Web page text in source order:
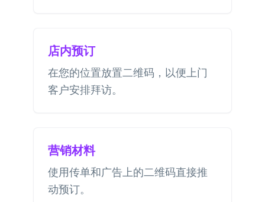
店内预订
在您的位置放置二维码，以便上门
客户安排拜访。
营销材料
使用传单和广告上的二维码直接推
动预订。